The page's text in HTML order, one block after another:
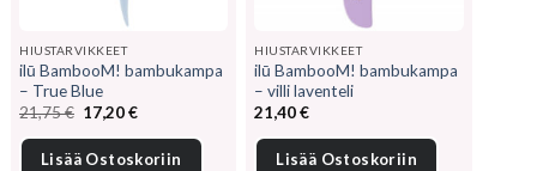
HIUSTARVIKKEET
ilū BambooM! bambukampa
– True Blue
21,75€ Alkuperäinen
hinta
oli:
21,75 €.
17,20€Nykyinen
on:
17,20 €.
Lisää Ostoskoriin
HIUSTARVIKKEET
ilū BambooM! bambukampa
– villi laventeli
21,40€
Lisää Ostoskoriin